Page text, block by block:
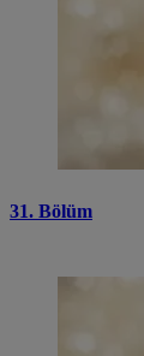
31. Bölüm